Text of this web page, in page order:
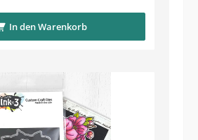
In den Warenkorb